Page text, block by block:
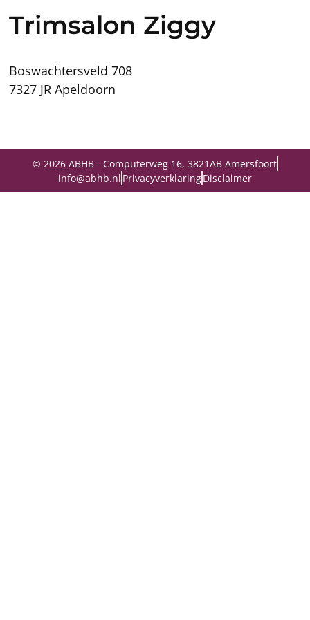
Trimsalon Ziggy
Boswachtersveld 708
7327 JR Apeldoorn
© 2026 ABHB - Computerweg 16, 3821AB Amersfoort
info@abhb.nl PrivacyverklaringDisclaimer